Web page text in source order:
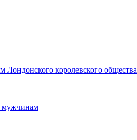
королевского общества
мужчинам